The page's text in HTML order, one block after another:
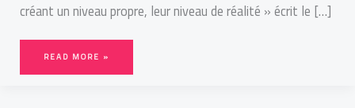
créant un niveau propre, leur niveau de réalité » écrit le […]
READ MORE »